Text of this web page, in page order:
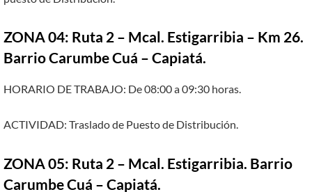
ZONA 04: Ruta 2 – Mcal. Estigarribia – Km 26.
Barrio Carumbe Cuá – Capiatá.
HORARIO DE TRABAJO: De 08:00 a 09:30 horas.
ACTIVIDAD: Traslado de Puesto de Distribución.
ZONA 05: Ruta 2 – Mcal. Estigarribia. Barrio
Carumbe Cuá – Capiatá.